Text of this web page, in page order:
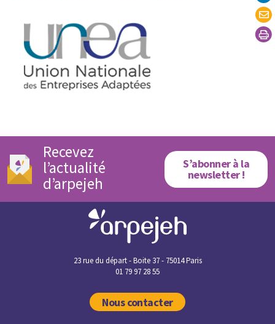
Recevez
l’actualité
d’arpejeh
S’abonner à la
newsletter !
23 rue du départ - Boite 37 - 75014 Paris
01 79 97 28 55
Nous contacter